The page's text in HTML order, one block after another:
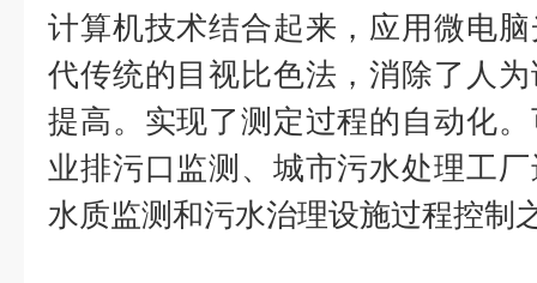
计算机技术结合起来，应用微电
代传统的目视比色法，消除了人
提高。实现了测定过程的自动化
业排污口监测、城市污水处理工
水质监测和污水治理设施过程控制